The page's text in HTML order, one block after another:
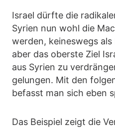
Israel dürfte die
Syrien nun wohl die
werden, keineswegs als
aber das oberste Ziel
aus Syrien zu
gelungen. Mit den
befasst man sich eben
Das Beispiel zeigt die